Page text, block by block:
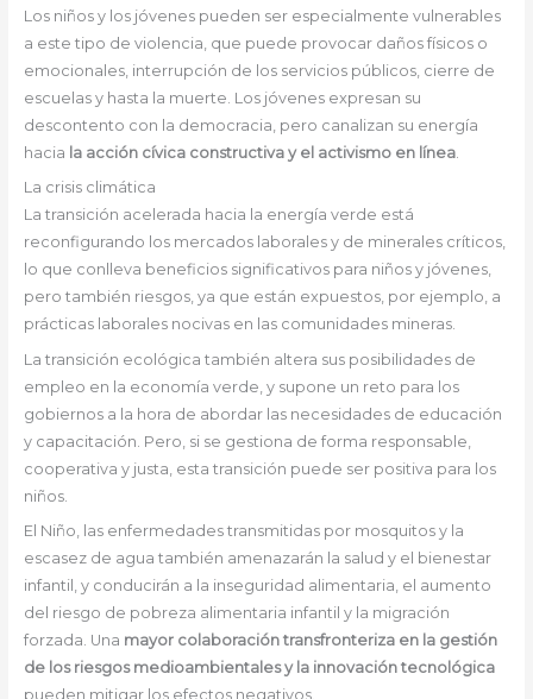
Los niños y los jóvenes pueden ser especialmente vulnerables
a este tipo de violencia, que puede provocar daños físicos o
emocionales, interrupción de los servicios públicos, cierre de
escuelas y hasta la muerte. Los jóvenes expresan su
descontento con la democracia, pero canalizan su energía
hacia la acción cívica constructiva y el activismo en línea.
La crisis climática
La transición acelerada hacia la energía verde está
reconfigurando los mercados laborales y de minerales críticos,
lo que conlleva beneficios significativos para niños y jóvenes,
pero también riesgos, ya que están expuestos, por ejemplo, a
prácticas laborales nocivas en las comunidades mineras.
La transición ecológica también altera sus posibilidades de
empleo en la economía verde, y supone un reto para los
gobiernos a la hora de abordar las necesidades de educación
y capacitación. Pero, si se gestiona de forma responsable,
cooperativa y justa, esta transición puede ser positiva para los
niños.
El Niño, las enfermedades transmitidas por mosquitos y la
escasez de agua también amenazarán la salud y el bienestar
infantil, y conducirán a la inseguridad alimentaria, el aumento
del riesgo de pobreza alimentaria infantil y la migración
forzada. Una mayor colaboración transfronteriza en la gestión
de los riesgos medioambientales y la innovación tecnológica
pueden mitigar los efectos negativos.